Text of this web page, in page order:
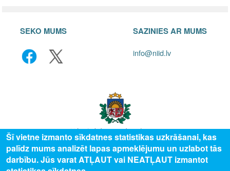
SEKO MUMS SAZINIES AR MUMS
info@niid.lv
© 2025 Valsts izglītības attīstības aģentūra, publicētā satura visas tiesības
Šī vietne izmanto sīkdatnes statistikas uzkrāšanai, kas
palīdz mums analizēt lapas apmeklējumu un uzlabot tās
darbību. Jūs varat ATĻAUT vai NEATĻAUT izmantot